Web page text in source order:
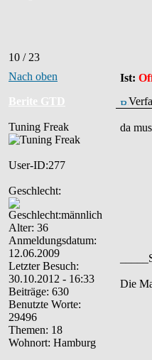
10 / 23
Nach oben Ist:
Berite GTD
Tuning Freak
User-ID:277
Geschlecht:
Alter: 36
Anmeldungsdatum:
12.06.2009
Letzter Besuch:
30.10.2012 - 16:33
Beiträge: 630
Benutzte Worte:
29496
Themen: 18
Wohnort: Hamburg
da
Die